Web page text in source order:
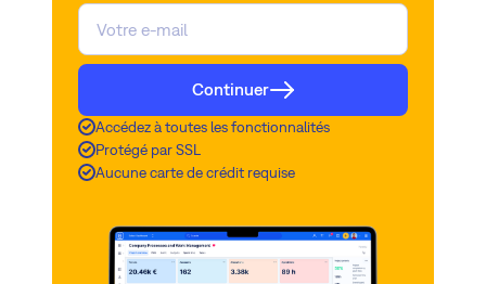
Continuer
Accédez à toutes les fonctionnalités
Protégé par SSL
Aucune carte de crédit requise